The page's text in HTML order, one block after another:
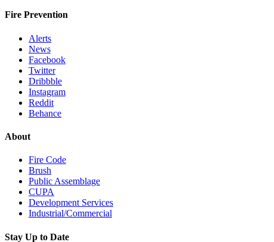
Fire Prevention
Alerts
News
Facebook
Twitter
Dribbble
Instagram
Reddit
Behance
About
Fire Code
Brush
Public Assemblage
CUPA
Development Services
Industrial/Commercial
Stay Up to Date